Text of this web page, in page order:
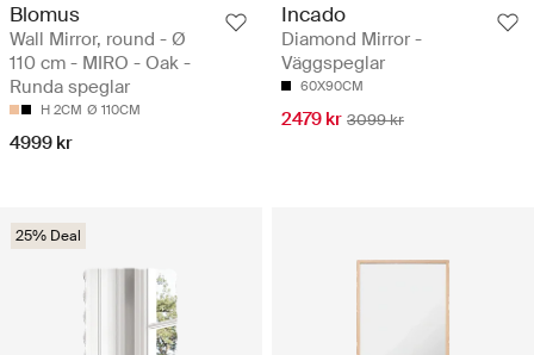
Blomus
Wall Mirror, round - Ø
110 cm - MIRO - Oak -
Runda speglar
H 2CM Ø 110CM
4999 kr
Incado
Diamond Mirror -
Väggspeglar
60X90CM
2479 kr 3099 kr
25% Deal